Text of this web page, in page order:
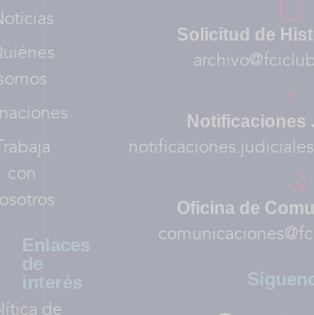
con
Enlaces
de
interés
Solicitud de
Notificaciones
Oficina de